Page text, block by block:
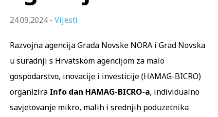
24.09.2024 - Vijesti
Razvojna agencija Grada Novske NORA i Grad Novska
u suradnji s Hrvatskom agencijom za malo
gospodarstvo, inovacije i investicije (HAMAG-BICRO)
organizira Info dan HAMAG-BICRO-a, individualno
savjetovanje mikro, malih i srednjih poduzetnika